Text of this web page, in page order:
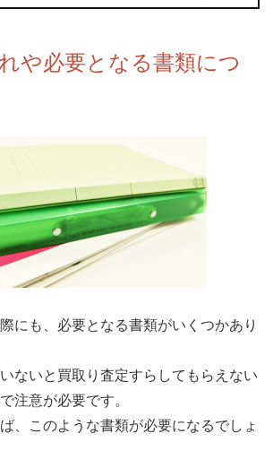
や必要となる書類につ
にも、必要となる書類がいくつかあり
ないと買取り査定すらしてもらえない
注意が必要です。
、このような書類が必要になるでしょ